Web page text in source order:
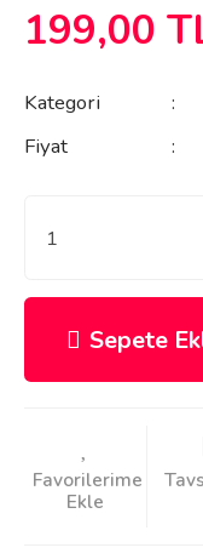
199,00
Kategori
Fiyat
Sepete